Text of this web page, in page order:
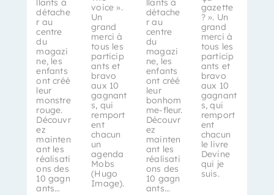
llants à
détache
r au
centre
du
magazi
ne, les
enfants
ont créé
leur
monstre
rouge.
Découvr
ez
mainten
ant les
réalisati
ons des
10 gagn
ants…
voice ».
Un
grand
merci à
tous les
particip
ants et
bravo
aux 10
gagnant
s, qui
remport
ent
chacun
un
agenda
Mobs
(Hugo
Image).
llants à
détache
r au
centre
du
magazi
ne, les
enfants
ont créé
leur
bonhom
me-fleur.
Découvr
ez
mainten
ant les
réalisati
ons des
10 gagn
ants…
gazette
? ». Un
grand
merci à
tous les
particip
ants et
bravo
aux 10
gagnant
s, qui
remport
ent
chacun
le livre
Devine
qui je
suis.